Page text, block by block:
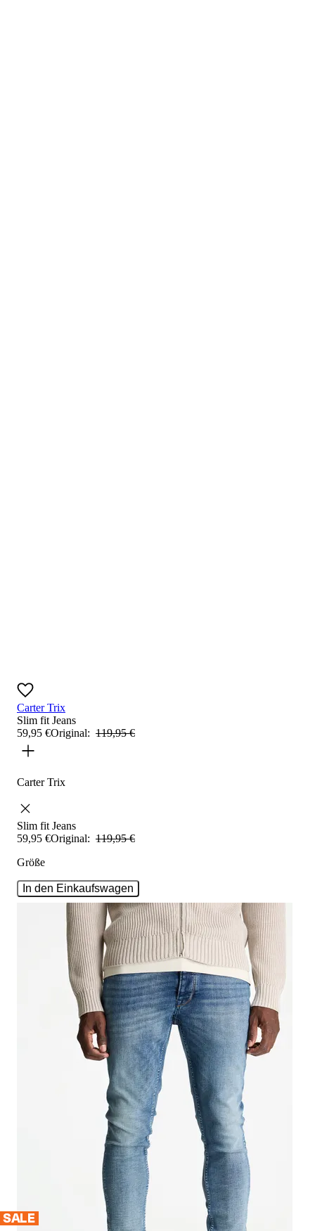
Carter Trix
Slim fitJeans
59,95 €Original: 119,95 €
Carter Trix
Slim fitJeans
59,95 €Original: 119,95 €
Größe
In den Einkaufswagen